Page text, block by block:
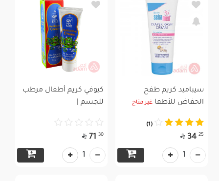
سيباميد كريم طفح
الحفاض للأطفا غير متاح
(1)
25
34

1
كيوفي كريم أطفال مرطب
للجسم |
30
71

1